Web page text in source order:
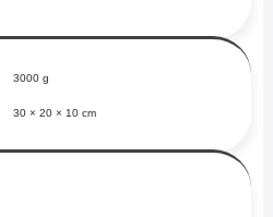
3000 g
30 × 20 × 10 cm